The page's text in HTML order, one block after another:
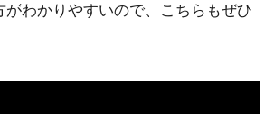
がわかりやすいので、こちらもぜひ